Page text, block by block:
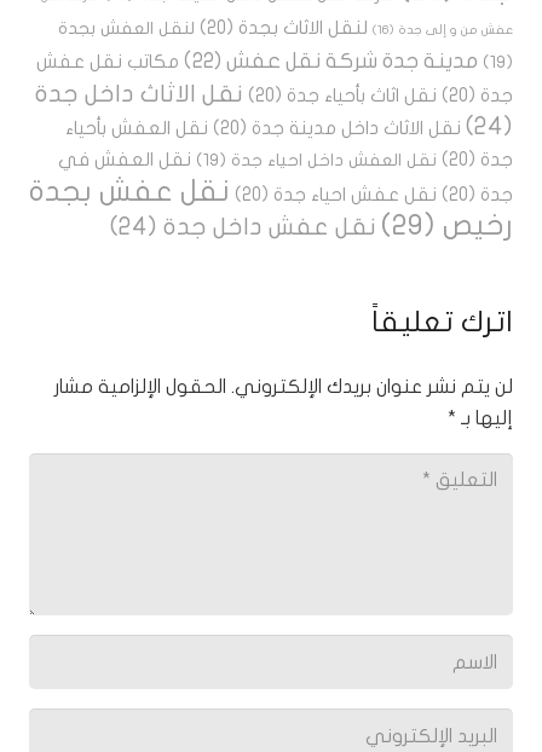
عفش من و إلى جدة (16) لنقل الاثاث بجدة (20)
لنقل العفش بجدة
(19)
مدينة جدة شركة نقل عفش (22)
مكاتب نقل عفش
جدة (20) نقل اثاث بأحياء جدة (20)
نقل الاثاث داخل جدة
(24)
نقل الاثاث داخل مدينة جدة (20)
نقل العفش بأحياء
جدة (20) نقل العفش داخل احياء جدة (19)
نقل العفش في
جدة (20) نقل عفش احياء جدة (20)
نقل عفش بجدة
رخيص (29) نقل عفش داخل جدة (24)
اترك تعليقاً
لن يتم نشر عنوان بريدك الإلكتروني.
الحقول الإلزامية مشار
إليها بـ *